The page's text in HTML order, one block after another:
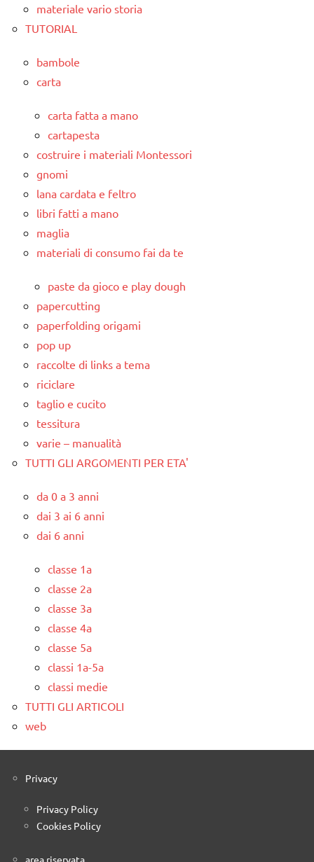
materiale vario storia
TUTORIAL
bambole
carta
carta fatta a mano
cartapesta
costruire i materiali Montessori
gnomi
lana cardata e feltro
libri fatti a mano
maglia
materiali di consumo fai da te
paste da gioco e play dough
papercutting
paperfolding origami
pop up
raccolte di links a tema
riciclare
taglio e cucito
tessitura
varie – manualità
TUTTI GLI ARGOMENTI PER ETA'
da 0 a 3 anni
dai 3 ai 6 anni
dai 6 anni
classe 1a
classe 2a
classe 3a
classe 4a
classe 5a
classi 1a-5a
classi medie
TUTTI GLI ARTICOLI
web
Privacy
Privacy Policy
Cookies Policy
area riservata